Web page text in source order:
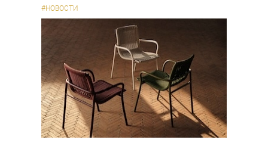
#НОВОСТИ